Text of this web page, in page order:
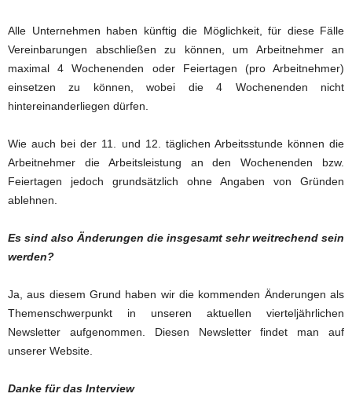
Alle Unternehmen haben künftig die Möglichkeit, für diese Fälle
Vereinbarungen abschließen zu können, um Arbeitnehmer an
maximal 4 Wochenenden oder Feiertagen (pro Arbeitnehmer)
einsetzen zu können, wobei die 4 Wochenenden nicht
hintereinanderliegen dürfen.
Wie auch bei der 11. und 12. täglichen Arbeitsstunde können die
Arbeitnehmer die Arbeitsleistung an den Wochenenden bzw.
Feiertagen jedoch grundsätzlich ohne Angaben von Gründen
ablehnen.
Es sind also Änderungen die insgesamt sehr weitrechend sein
werden?
Ja, aus diesem Grund haben wir die kommenden Änderungen als
Themenschwerpunkt in unseren aktuellen vierteljährlichen
Newsletter aufgenommen. Diesen Newsletter findet man auf
unserer Website.
Danke für das Interview